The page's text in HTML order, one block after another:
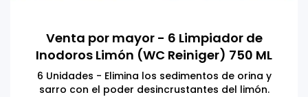
Venta por mayor - 6 Limpiador de
Inodoros Limón (WC Reiniger) 750 ML
6 Unidades - Elimina los sedimentos de orina y
sarro con el poder desincrustantes del limón.